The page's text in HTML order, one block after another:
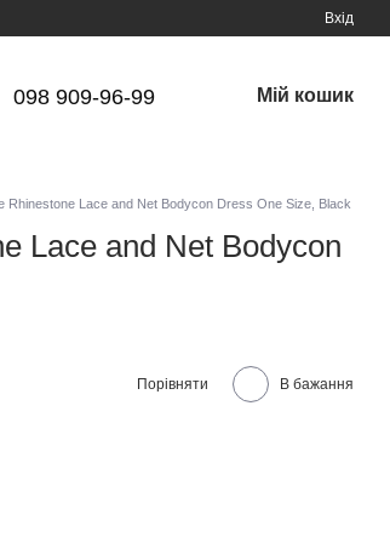
Вхід
098 909-96-99 Мій кошик
Rhinestone Lace and Net Bodycon Dress One Size, Black
Lace and Net Bodycon
Порівняти В бажання